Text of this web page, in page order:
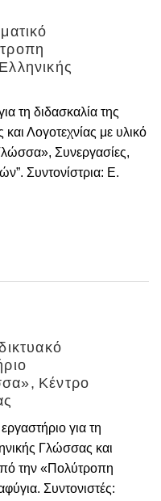
τη διδασκαλία της
Λογοτεχνίας με υλικό
Συνεργασίες,
Συντονίστρια: Ε.
Κέντρο
για τη
Γλώσσας και
την «Πολύτροπη
Συντονιστές: